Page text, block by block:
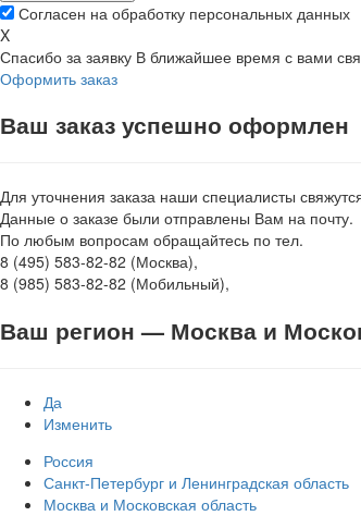
Согласен на обработку персональных данных
X
Спасибо за заявку В ближайшее время с вами
Оформить заказ
Ваш заказ успешно оформлен
Для уточнения заказа наши специалисты
Данные о заказе были отправлены Вам на почту.
По любым вопросам обращайтесь по тел.
8 (495) 583-82-82 (Москва),
8 (985) 583-82-82 (Мобильный),
Ваш регион — Москва и
Да
Изменить
Россия
Санкт-Петербург и Ленинградская область
Москва и Московская область